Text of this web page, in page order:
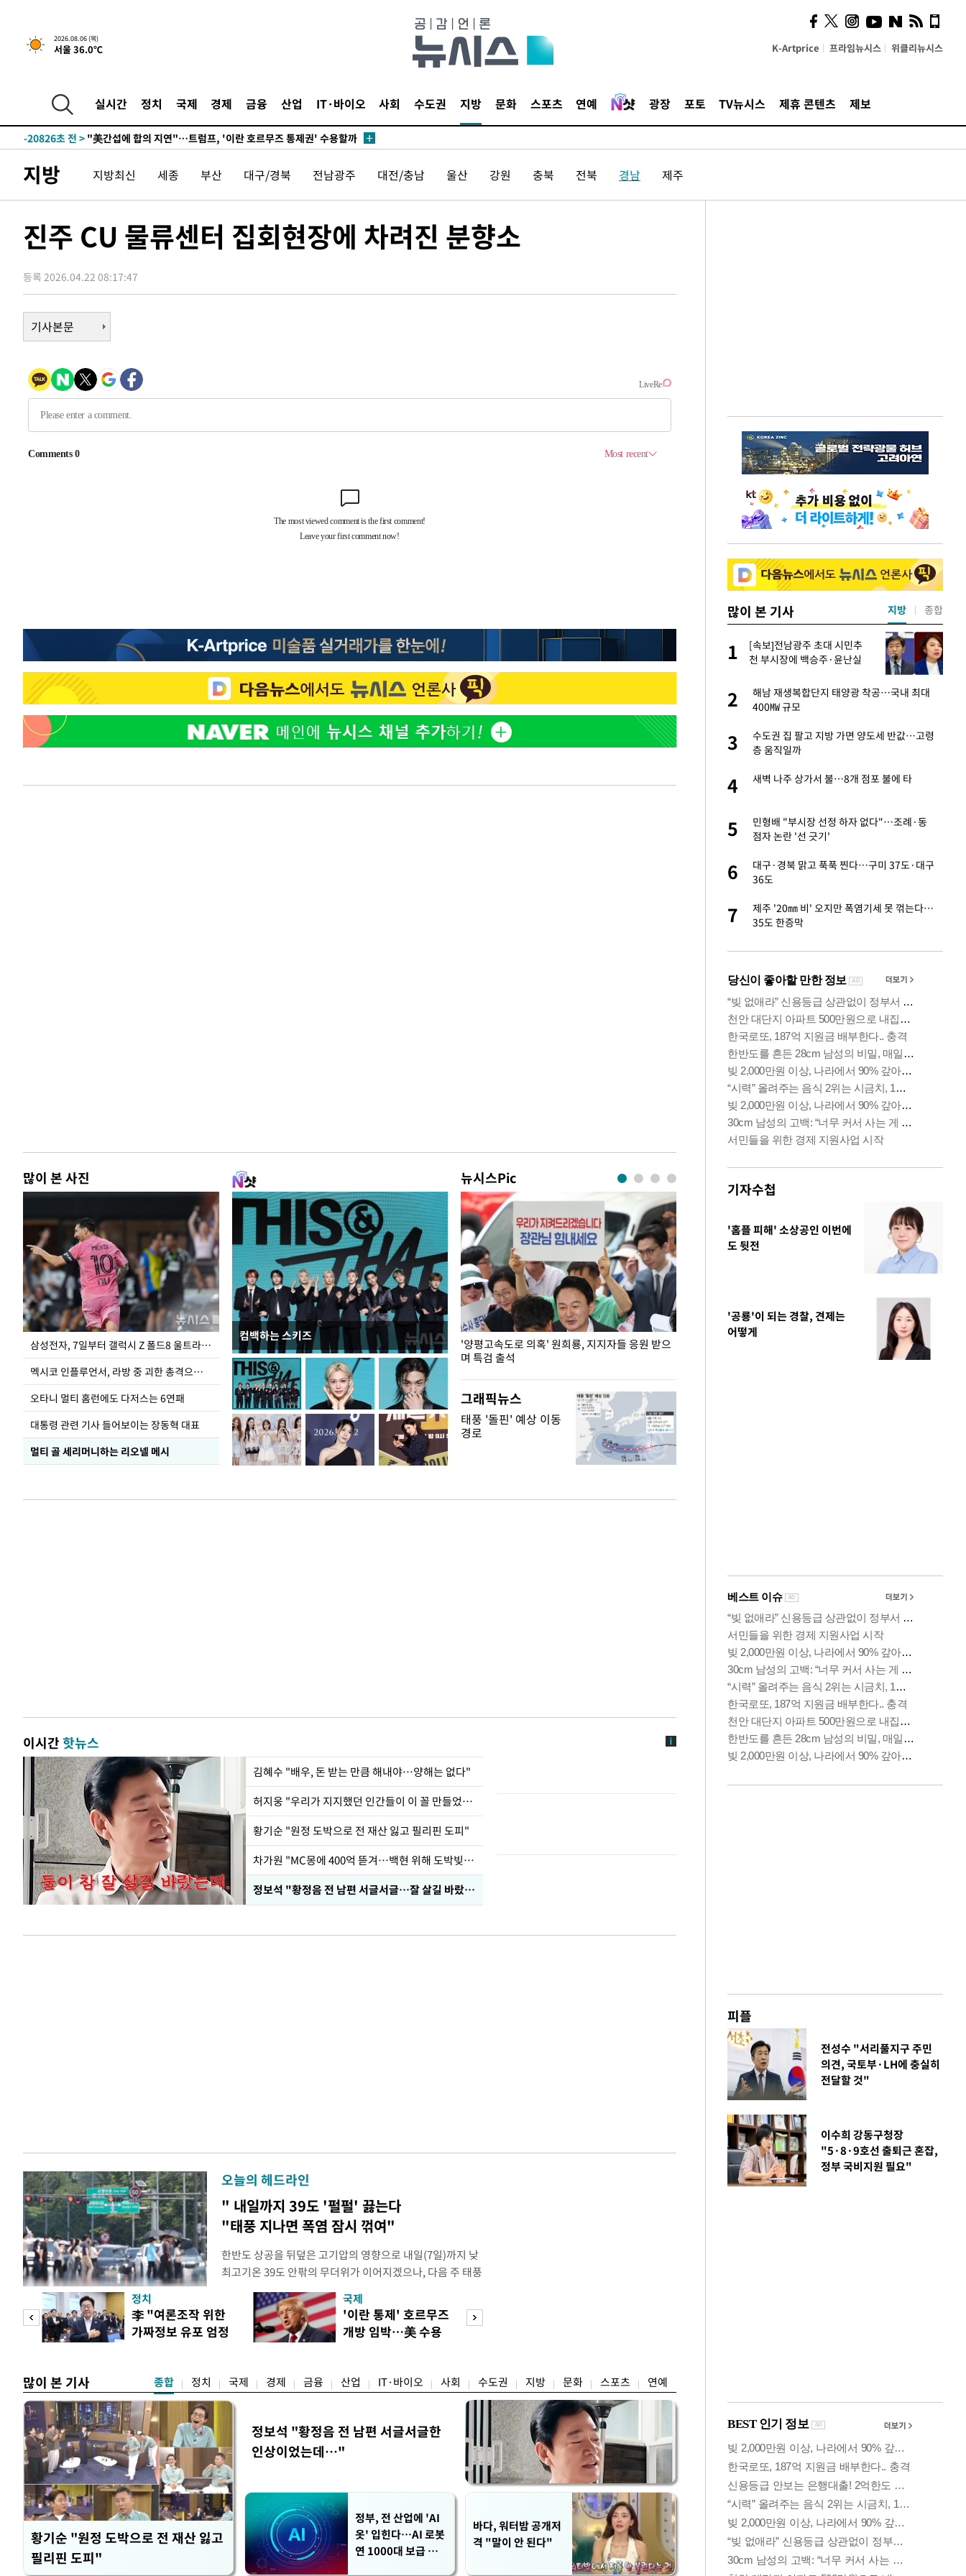
2026.08.06 (목)
서울 36.0℃ K-Artprice 프라임뉴시스 위클리뉴시스
실시간 정치 국제 경제 금융 산업 IT·바이오 사회 수도권 지방 문화 스포츠 연예 광장 포토 TV뉴시스 제휴 콘텐츠 제보
5시간 전 >[속보] "이란-오만, 호르무즈 해협 통행 항로 합의" 이란 외무부 대변인
-31565초 전 >"여기 떨어졌다"…다누리, 스페이스X 로켓 달 충돌 흔적 포착
-21211초 전 >
내일까지 39도 '펄펄'…기상청 "태풍 지나며 폭염 잠시 꺾인다"
-20848초 전 >
-20826초 전 > "美간섭에 합의 지연"…트럼프, '이란 호르무즈 통제권' 수용할까
-16043초 전 >
[속보]경찰, '홍명보 선임 논란' 대한축구협회·축구회관 등 압수수
-15430초 전 >[속보]산업장관 "美무역법 제301조 과잉생산 결과 발표 8월 중 예
-14495초 전 >[속보]전남광주 초대 시민추천 부시장에 백승주·윤난실
-10623초 전 >[속보]코스닥, 2.15포인트(0.27%) 내린 797.44 출발
-10606초 전 >[속보]코스피, 119.51포인트(1.81%) 내린 6478.75 개장
-7053초 전 >
-7004초 전 >서울 낮 39도 '폭염중대경보'…40도 관측 가능성도
57분 전 >[속보] 호르무즈 해협 이란-오만 협상 기대속 뉴욕증시 혼조 마감 다우
0.49%↑
1시간 전 >[속보] 이란 대통령 "지금 최고지도자와 소통하기가 매우 어려워" 취임
3년 인터뷰
5시간 전 >[속보] "이란-오만, 호르무즈 해협 통행 항로 합의" 이란 외무부 대변인
-28610초 전 >
트럼프, 한국계 진보 주지사 후보 맹공…"공산주의가 최대 위협"
"美간섭에 합의 지연"…트럼프, '이란 호르무즈 통제권' 수용할까
[속보]산업장관 "李정부, 원전 반대 안해…안정 전력 위해 불가피"
-12056초 전 >
서울 열대야 15일째 지속…비공식 '초열대야' 30도 넘어
-10623초 전 >[속보]코스닥, 2.15포인트(0.27%) 내린 797.44 출발
-10606초 전 >
[속보]코스피, 119.51포인트(1.81%) 내린 6478.75 개장
-7053초 전 >6월 경상수지 497.3억 달러…두 달 연속 사상 최대
-7004초 전 >
서울 낮 39도 '폭염중대경보'…40도 관측 가능성도
-4366초 전 >
미 워싱턴주 스포캔 시의 통제불능 3개 산불, 방화선 일부 구축
1시간 전 >[속보] 이란 대통령 "지금 최고지도자와 소통하기가 매우 어려워" 취임
지방 지방최신 세종 부산 대구/경북 전남광주 대전/충남 울산 강원 충북 전북 경남 제주
진주 CU 물류센터 집회현장에 차려진 분향소
등록 2026.04.22 08:17:47
기사본문
많이 본 사진
삼성전자, 7일부터 갤럭시 Z 폴드8 울트라·폴드8·플립8 출시
멕시코 인플루언서, 라방 중 괴한 총격으로 사망
오타니 멀티 홈런에도 다저스는 6연패
대통령 관련 기사 들어보이는 장동혁 대표
멀티 골 세리머니하는 리오넬 메시
컴백하는 스키즈
뉴시스Pic
이재명 대통령, "수사·기소 분리 관련 대비책 최
선 다해 강구해야"
'양평고속도로 의혹' 원희룡, 지지자들 응원 받으
며 특검 출석
장동혁 "李 대
하다"
그래픽뉴스
태풍 '돌핀' 예상 이동
경로
이시간핫뉴스
김혜수 "배우, 돈 받는 만큼 해내야…양해는 없다"
허지웅 "우리가 지지했던 인간들이 이 꼴 만들었다"
황기순 "원정 도박으로 전 재산 잃고 필리핀 도피"
차가원 "MC몽에 400억 뜯겨…백현 위해 도박빚 갚아줘"
정보석 "황정음 전 남편 서글서글…잘 살길 바랐는데"
오늘의 헤드라인
" 내일까지 39도 '펄펄' 끓는다
"태풍 지나면 폭염 잠시 꺾여"
한반도 상공을 뒤덮은 고기압의 영향으로 내일(7일)까지 낮
최고기온 39도 안팎의 무더위가 이어지겠으나, 다음 주 태풍
'돌핀'이 지나며 기압계가 재편되는 과정에서 폭염이 일시적
으로 주춤할 것으로 기상청은 내다봤다. 기상청은 6일 오전
정례 브리핑을 열고 이같이 밝혔다. 이광연 기상청 예보분석
관은 "상층까지 잘 연결된 고기압이 한반도에 자리잡고 있
정치
李 "여론조작 위한
가짜정보 유포 엄정
국제
'이란 통제' 호르무즈
개방 임박…美 수용
많이 본 기사 종합 정치 국제 경제 금융 산업 IT·바이오 사회 수도권 지방 문화 스포츠 연예
황기순 "원정 도박으로 전 재산 잃고
필리핀 도피"
정보석 "황정음 전 남편 서글서글한
인상이었는데…"
정부, 전 산업에 'AI
옷' 입힌다…AI 로봇
연 1000대 보급 추
바다, 워터밤 공개저
격 "말이 안 된다"
많이 본 기사
황기순 "원정 도박으로 전 재
산 잃고 필리핀 도피"
2
었는데…"
3
정부, 전 산업에 'AI 옷' 입힌다…AI 로봇 연
1000대 보급 추진
4
1
[속보]전남광주 초대 시민추
천 부시장에 백승주·윤난실
2
해남 재생복합단지 태양광 착공…국내 최대
400㎿ 규모
3
수도권 집 팔고 지방 가면 양도세 반값…고령
층 움직일까
4 새벽 나주 상가서 불…8개 점포 불에 타
5
민형배 "부시장 선정 하자 없다"…조례·동
점자 논란 '선 긋기'
6
대구·경북 맑고 푹푹 찐다…구미 37도·대구
36도
7
제주 '20㎜ 비' 오지만 폭염기세 못 꺾는다…
35도 한증막
지방 종합
기자수첩
'홈플 피해' 소상공인 이번에
도 뒷전
'공룡'이 되는 경찰, 견제는
어떻게
피플
전성수 "서리풀지구 주민
의견, 국토부·LH에 충실히
전달할 것"
이수희 강동구청장
"5·8·9호선 출퇴근 혼잡,
정부 국비지원 필요"